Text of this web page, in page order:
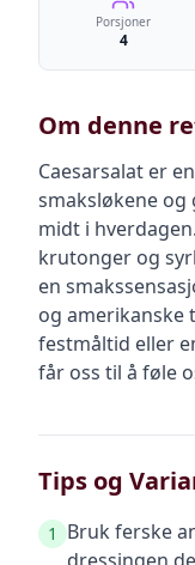
Porsjoner
4
Om denne
Caesarsalat er
smaksløkene og
midt i
krutonger og
en
og amerikanske
festmåltid eller
får oss til å føle
Tips og
1
Bruk ferske